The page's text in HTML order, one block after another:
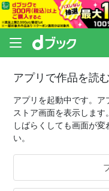
アプリで作品を読む
アプリを起動中です。
ストア画面を表示します。
しばらくしても画面が
い。